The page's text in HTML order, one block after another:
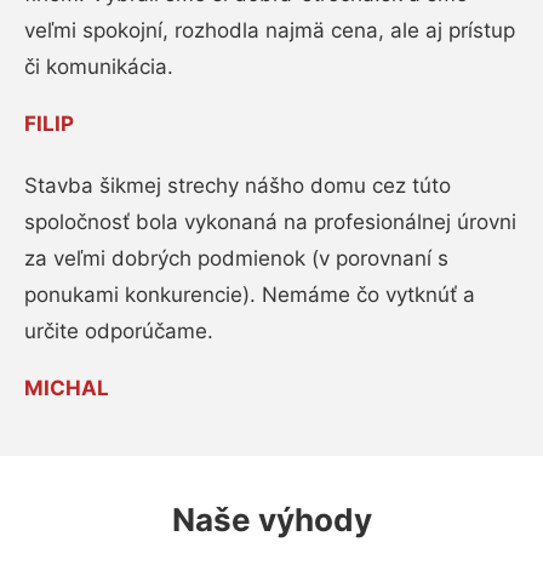
veľmi spokojní, rozhodla najmä cena, ale aj prístup
či komunikácia.
FILIP
Stavba šikmej strechy nášho domu cez túto
spoločnosť bola vykonaná na profesionálnej úrovni
za veľmi dobrých podmienok (v porovnaní s
ponukami konkurencie). Nemáme čo vytknúť a
určite odporúčame.
MICHAL
Naše výhody